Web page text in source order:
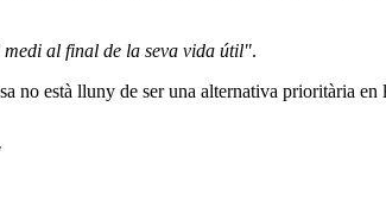
medi al final de la seva vida útil".
no està lluny de ser una alternativa prioritària en